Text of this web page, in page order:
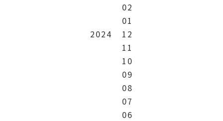
02
01
2024
12
11
10
09
08
07
06